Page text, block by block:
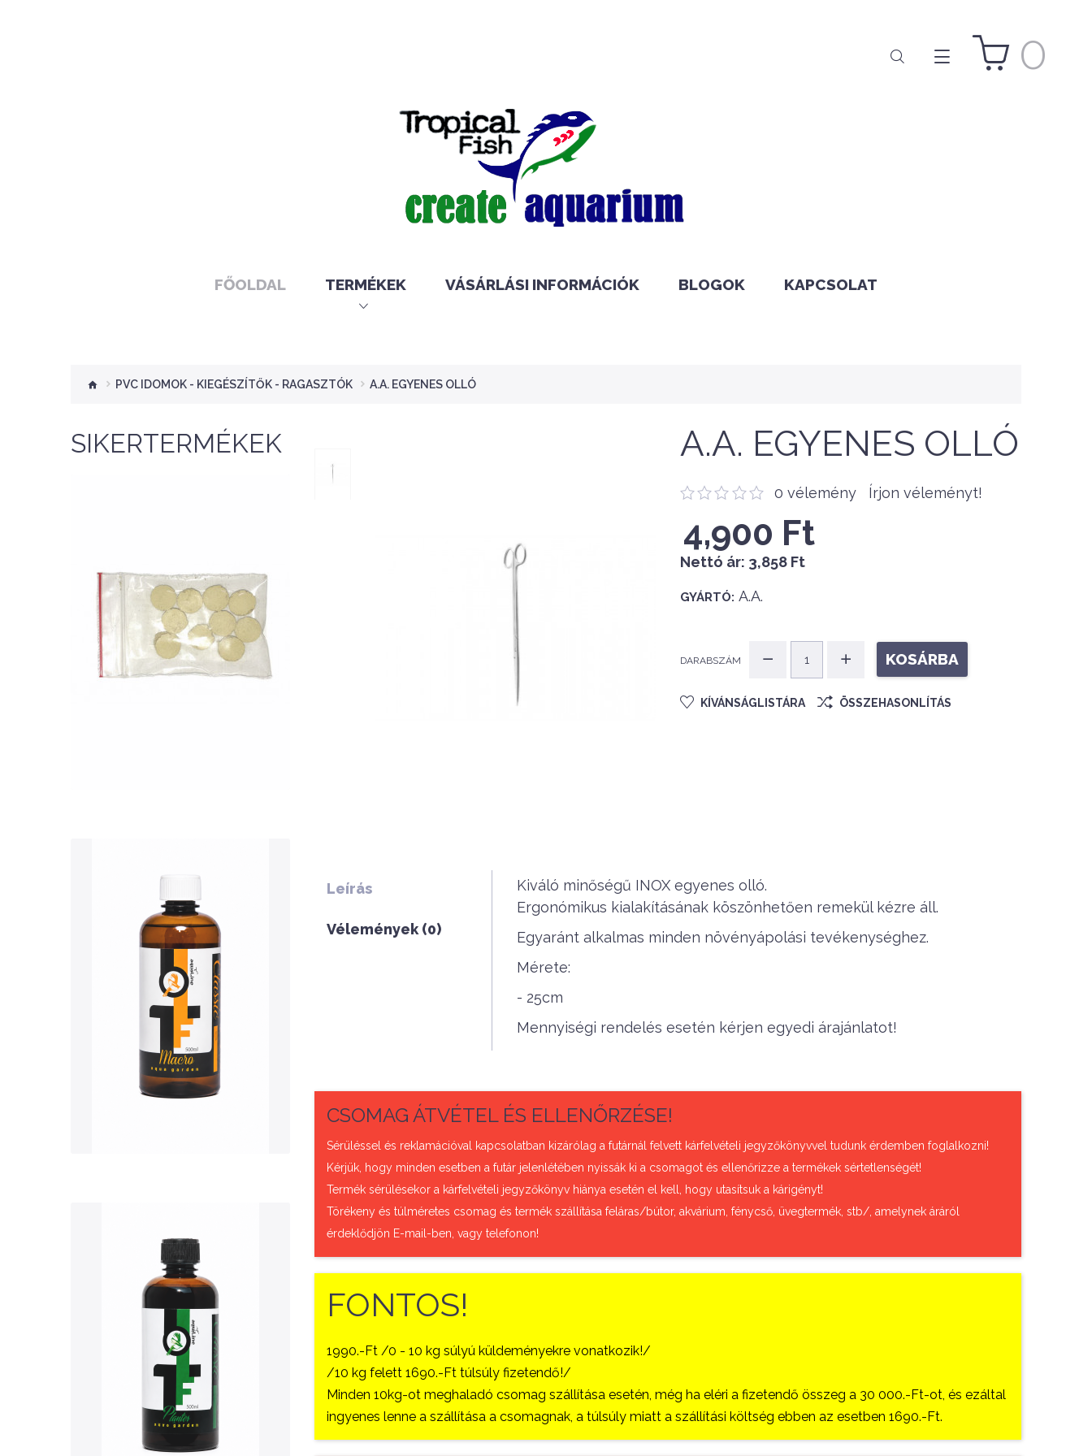
0
FŐOLDAL TERMÉKEK VÁSÁRLÁSI INFORMÁCIÓK BLOGOK KAPCSOLAT
PVC IDOMOK - KIEGÉSZÍTŐK - RAGASZTÓK A.A. EGYENES OLLÓ
SIKERTERMÉKEK
Nettó ár: 276 Ft
Aquaplant tápanyag
tabletta 10db
Nettó ár: 3,134 Ft
AquaLine TF Macro 500ml
KOSÁRBA
QUICK VIEW
Nettó ár: 3,421 Ft
AquaLine TF Planter
500ml
KOSÁRBA
A.A. EGYENES OLLÓ
0 vélemény Írjon véleményt!
4,900 Ft
Nettó ár: 3,858 Ft
GYÁRTÓ: A.A.
DARABSZÁM KOSÁRBA
KÍVÁNSÁGLISTÁRA ÖSSZEHASONLÍTÁS
Leírás
Vélemények (0)
Kiváló minőségű INOX egyenes olló.
Ergonómikus kialakításának köszönhetően remekül kézre áll.
Egyaránt alkalmas minden növényápolási tevékenységhez.
Mérete:
- 25cm
Mennyiségi rendelés esetén kérjen egyedi árajánlatot!
CSOMAG ÁTVÉTEL ÉS ELLENŐRZÉSE!
Sérüléssel és reklamációval kapcsolatban kizárólag a futárnál felvett kárfelvételi jegyzőkönyvvel tudunk érdemben foglalkozni!
Kérjük, hogy minden esetben a futár jelenlétében nyissák ki a csomagot és ellenőrizze a termékek sértetlenségét!
Termék sérülésekor a kárfelvételi jegyzőkönyv hiánya esetén el kell, hogy utasítsuk a kárigényt!
Törékeny és túlméretes csomag és termék szállítása feláras/bútor, akvárium, fénycső, üvegtermék, stb/, amelynek áráról
érdeklődjön E-mail-ben, vagy telefonon!
FONTOS!
1990.-Ft /0 - 10 kg súlyú küldeményekre vonatkozik!/
/10 kg felett 1690.-Ft túlsúly fizetendő!/
Minden 10kg-ot meghaladó csomag szállítása esetén, még ha eléri a fizetendő összeg a 30 000.-Ft-ot, és ezáltal
ingyenes lenne a szállítása a csomagnak, a túlsúly miatt a szállítási költség ebben az esetben 1690.-Ft.